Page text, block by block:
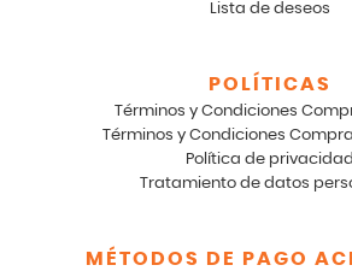
Lista de deseos
POLÍTICAS
Términos y Condiciones
Términos y Condiciones
Política de privacidad
Tratamiento de datos
MÉTODOS DE PAGO